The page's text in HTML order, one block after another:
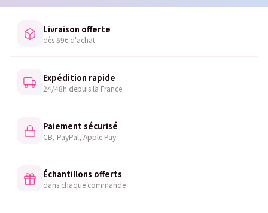
Livraison offerte
dès 59€ d'achat
Expédition rapide
24/48h depuis la France
Paiement sécurisé
CB, PayPal, Apple Pay
Échantillons offerts
dans chaque commande